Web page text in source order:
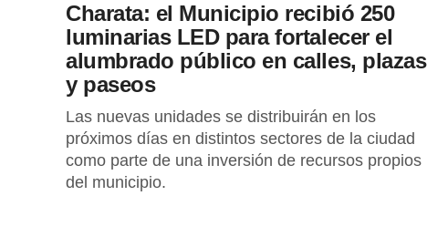
Charata: el Municipio recibió 250
luminarias LED para fortalecer el
alumbrado público en calles, plazas
y paseos
Las nuevas unidades se distribuirán en los
próximos días en distintos sectores de la ciudad
como parte de una inversión de recursos propios
del municipio.